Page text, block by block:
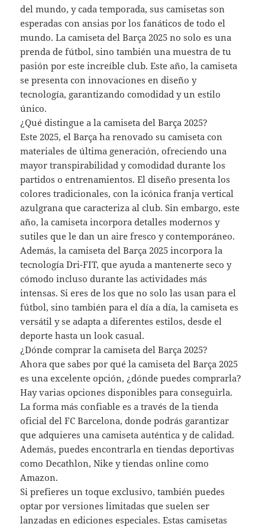
del mundo, y cada temporada, sus camisetas son
esperadas con ansias por los fanáticos de todo el
mundo. La camiseta del Barça 2025 no solo es una
prenda de fútbol, sino también una muestra de tu
pasión por este increíble club. Este año, la camiseta
se presenta con innovaciones en diseño y
tecnología, garantizando comodidad y un estilo
único.
¿Qué distingue a la camiseta del Barça 2025?
Este 2025, el Barça ha renovado su camiseta con
materiales de última generación, ofreciendo una
mayor transpirabilidad y comodidad durante los
partidos o entrenamientos. El diseño presenta los
colores tradicionales, con la icónica franja vertical
azulgrana que caracteriza al club. Sin embargo, este
año, la camiseta incorpora detalles modernos y
sutiles que le dan un aire fresco y contemporáneo.
Además, la camiseta del Barça 2025 incorpora la
tecnología Dri-FIT, que ayuda a mantenerte seco y
cómodo incluso durante las actividades más
intensas. Si eres de los que no solo las usan para el
fútbol, sino también para el día a día, la camiseta es
versátil y se adapta a diferentes estilos, desde el
deporte hasta un look casual.
¿Dónde comprar la camiseta del Barça 2025?
Ahora que sabes por qué la camiseta del Barça 2025
es una excelente opción, ¿dónde puedes comprarla?
Hay varias opciones disponibles para conseguirla.
La forma más confiable es a través de la tienda
oficial del FC Barcelona, donde podrás garantizar
que adquieres una camiseta auténtica y de calidad.
Además, puedes encontrarla en tiendas deportivas
como Decathlon, Nike y tiendas online como
Amazon.
Si prefieres un toque exclusivo, también puedes
optar por versiones limitadas que suelen ser
lanzadas en ediciones especiales. Estas camisetas